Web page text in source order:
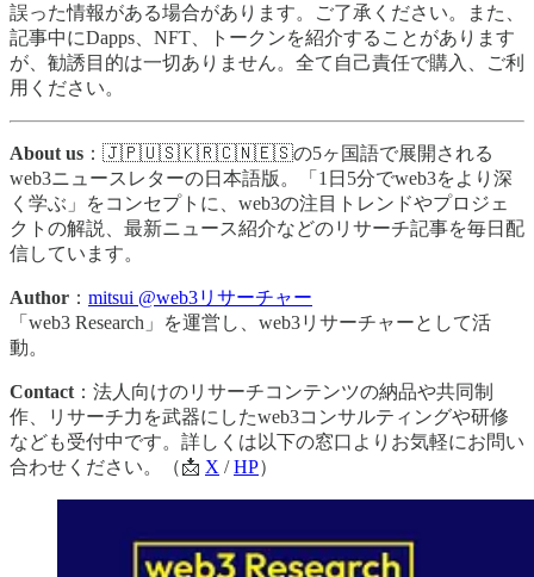
誤った情報がある場合があります。ご了承ください。また、
記事中にDapps、NFT、トークンを紹介することがあります
が、勧誘目的は一切ありません。全て自己責任で購入、ご利
用ください。
About us ：🇯🇵🇺🇸🇰🇷🇨🇳🇪🇸の5ヶ国語で展開される
web3ニュースレターの日本語版。「1日5分でweb3をより深
く学ぶ」をコンセプトに、web3の注目トレンドやプロジェ
クトの解説、最新ニュース紹介などのリサーチ記事を毎日配
信しています。
Author ： mitsui @web3リサーチャー
「web3 Research」を運営し、web3リサーチャーとして活
動。
Contact ：法人向けのリサーチコンテンツの納品や共同制
作、リサーチ力を武器にしたweb3コンサルティングや研修
なども受付中です。詳しくは以下の窓口よりお気軽にお問い
合わせください。（📩 X /HP）